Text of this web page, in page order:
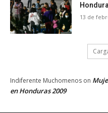
13 de
Indiferente Muchomenos on
en Honduras 2009